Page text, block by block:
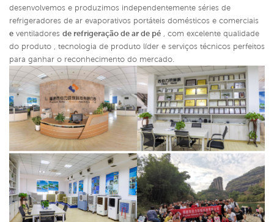
desenvolvemos e produzimos independentemente séries de
refrigeradores de ar evaporativos portáteis domésticos e comerciais
e ventiladores de refrigeração de ar de pé
com excelente qualidade
do produto , tecnologia de produto líder e serviços técnicos perfeitos
para ganhar o reconhecimento do mercado.